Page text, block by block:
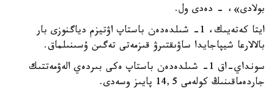
بولادى»، - دەدى ول.
ايتا كەتەيىك، 1- شىلدەدەن باستاپ اۋتيزم دياگنوزى بار
بالالارعا شيپاجايدا ساۋىقتىرۋ قىزمەتى تەگىن ۇسىنىلماق.
سونداي-اق 1- شىلدەدەن باستاپ ەكى بىردەي الەۋمەتتىك
جاردەماقىنىڭ كولەمى 14,5 پايىز وسەدى.